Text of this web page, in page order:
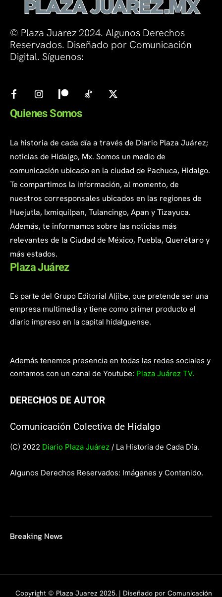
© Plaza Juarez 2024. Algunos Derechos
Reservados. Diseñado por Comunicación
Digital. Síguenos:
Quienes Somos
La historia de cada día a través de Diario Plaza Juárez;
noticias de Hidalgo, Mx. Somos un medio de
comunicación ubicado en la ciudad de Pachuca, Hidalgo.
Te compartimos la información, al momento, de
nuestros corresponsales ubicados en las regiones de
Huejutla, Ixmiquilpan, Tulancingo, Apan y Tizayuca.
Además, te informamos sobre las noticias más
relevantes de la Ciudad de México, Puebla, Querétaro y
más estados.
Plaza Juárez
Es parte del Grupo Editorial Aljibe, que pretende ser una
empresa multimedia y tiene como primer producto el
diario impreso en la capital hidalguense.
Además tenemos presencia en todas las redes sociales y
contamos con un canal de Youtube: Plaza Juárez TV.
DERECHOS DE AUTOR
Comunicación Colectiva de Hidalgo
(C) 2022 Diario Plaza Juárez / La Historia de Cada Día.
Algunos Derechos Reservados: Imágenes y Contenido.
Breaking News
Copyright © Plaza Juarez 2025. | Diseñado por Comunicación